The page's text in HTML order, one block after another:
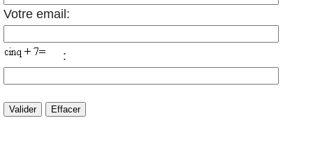
Votre email:
: